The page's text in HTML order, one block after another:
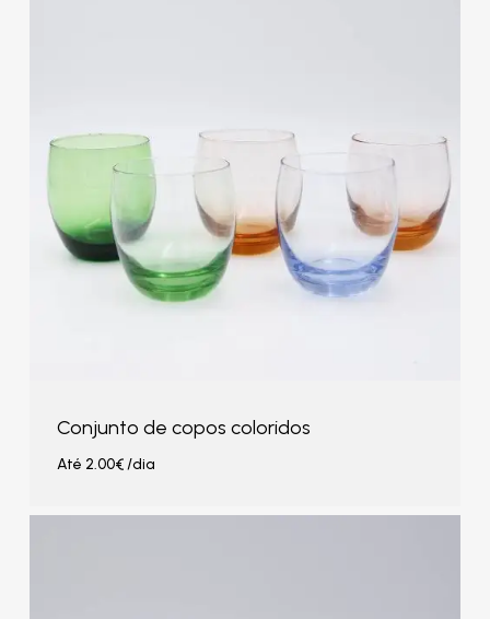
Conjunto de copos coloridos
Até 2.00€/dia